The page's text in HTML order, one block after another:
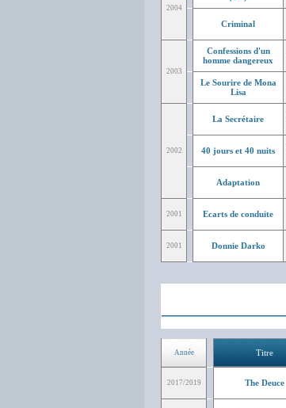
2004
Criminal
2003
Confessions d'un
homme dangereux
Le Sourire de Mona
Lisa
2002
La Secrétaire
40 jours et 40 nuits
Adaptation
2001 Ecarts de conduite
2001 Donnie Darko
Année Titre
2017/2019 The Deuce